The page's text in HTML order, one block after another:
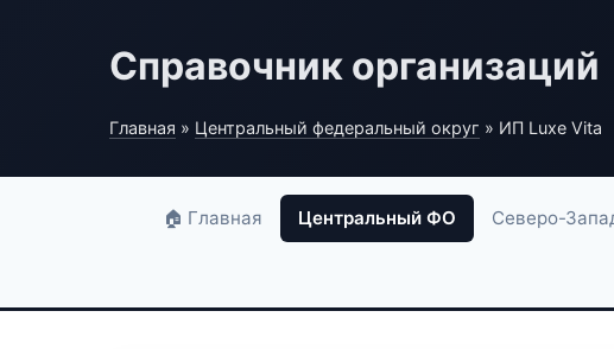
Справочник организаций
Главная » Центральный федеральный округ » ИП Luxe Vita
🏠 Главная Центральный ФО Северо-